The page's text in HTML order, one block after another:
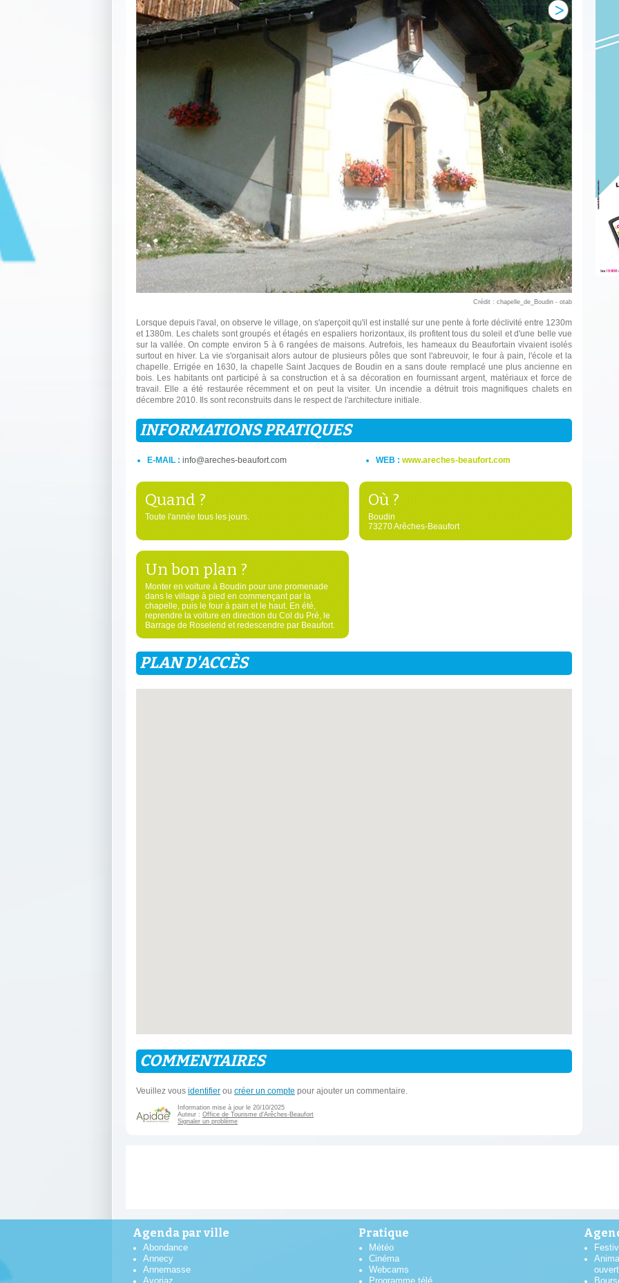
Crédit : chapelle_de_Boudin - otab
Lorsque depuis l'aval, on observe le village, on s'aperçoit qu'il est installé sur une pente à forte déclivité entre 1230m
et 1380m. Les chalets sont groupés et étagés en espaliers horizontaux, ils profitent tous du soleil et d'une belle vue
sur la vallée. On compte environ 5 à 6 rangées de maisons. Autrefois, les hameaux du Beaufortain vivaient isolés
surtout en hiver. La vie s'organisait alors autour de plusieurs pôles que sont l'abreuvoir, le four à pain, l'école et la
chapelle. Errigée en 1630, la chapelle Saint Jacques de Boudin en a sans doute remplacé une plus ancienne en
bois. Les habitants ont participé à sa construction et à sa décoration en fournissant argent, matériaux et force de
travail. Elle a été restaurée récemment et on peut la visiter. Un incendie a détruit trois magnifiques chalets en
décembre 2010. Ils sont reconstruits dans le respect de l'architecture initiale.
INFORMATIONS PRATIQUES
E-MAIL : info@areches-beaufort.com WEB : www.areches-beaufort.com
Quand ?
Toute l'année tous les jours.
Où ?
Boudin
73270 Arêches-Beaufort
Un bon plan ?
Monter en voiture à Boudin pour une promenade
dans le village à pied en commençant par la
chapelle, puis le four à pain et le haut. En été,
reprendre la voiture en direction du Col du Pré, le
Barrage de Roselend et redescendre par Beaufort.
PLAN D'ACCÈS
COMMENTAIRES
Veuillez vous identifier ou créer un compte pour ajouter un commentaire.
Information mise à jour le 20/10/2025
Auteur : Office de Tourisme d'Arêches-Beaufort
Signaler un problème
Agenda par ville
Abondance
Annecy
Annemasse
Avoriaz
Pratique
Météo
Cinéma
Webcams
Programme télé